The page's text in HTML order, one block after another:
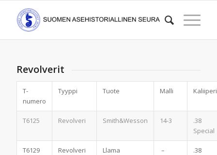
Revolverit
T-
numero
Tyyppi Tuote Malli Kaliiperi
T6125 Revolveri Smith&Wesson 14-3
.38
Special
T6129 Revolveri Llama –
.38